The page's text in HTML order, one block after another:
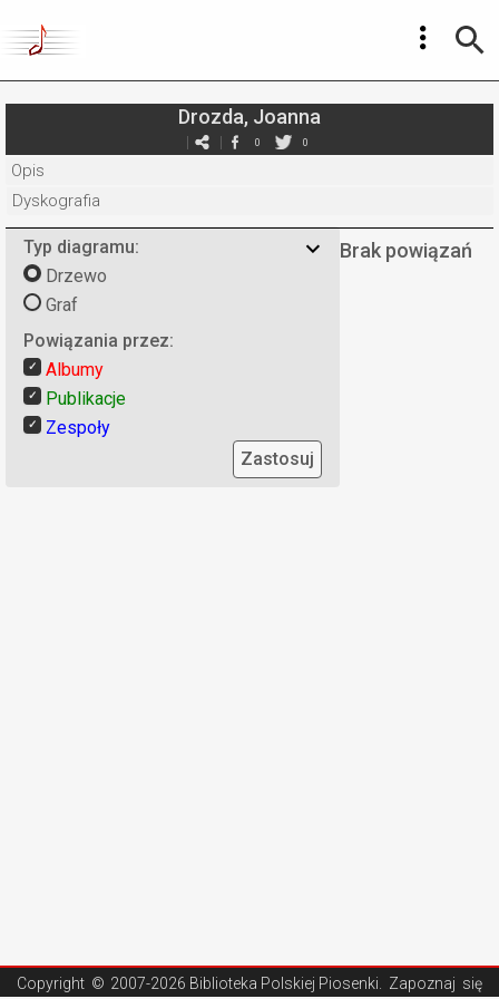
Drozda, Joanna
0 0
Opis
Dyskografia
Typ diagramu:
Drzewo
Graf
Powiązania przez:
Albumy
Publikacje
Zespoły
Zastosuj
Brak powiązań
Copyright © 2007-2026 Biblioteka Polskiej Piosenki . Zapoznaj się